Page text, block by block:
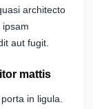
architecto
ipsam
aut fugit.
mattis
in ligula.